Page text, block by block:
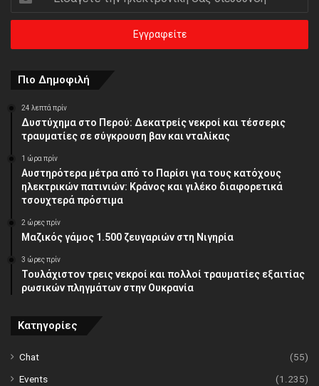
την
ηλεκτρονική
διεύθυνση
Πιο Δημοφιλή
24 λεπτά πρίν
Δυστύχημα στο Περού: Δεκατρείς νεκροί και τέσσερις
τραυματίες σε σύγκρουση βαν και νταλίκας
1 ώρα πρίν
Αυστηρότερα μέτρα από το Παρίσι για τους κατόχους
ηλεκτρικών πατινιών: Κράνος και γιλέκο διαφορετικά
τσουχτερά πρόστιμα
2 ώρες πρίν
Μαζικός γάμος 1.500 ζευγαριών στη Νιγηρία
3 ώρες πρίν
Τουλάχιστον τρεις νεκροί και πολλοί τραυματίες εξαιτίας
ρωσικών πληγμάτων στην Ουκρανία
Κατηγορίες
Chat
(55)
Events
(1.235)